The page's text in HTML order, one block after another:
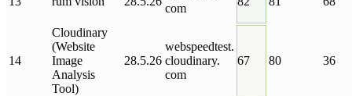
com
14
Cloudinary
(Website
Image
Analysis
Tool)
28.5.26
webspeedtest.
cloudinary.
com
67 80 36